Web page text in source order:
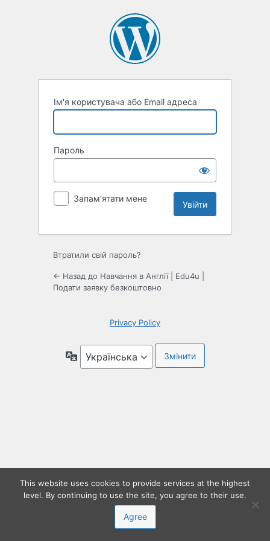
Ім'я користувача або Email адреса
Пароль
Запам'ятати мене
Втратили свій пароль?
← Назад до Навчання в Англії | Edu4u |
Подати заявку безкоштовно
Privacy Policy
Мова
This website uses cookies to provide services at the highest
level. By continuing to use the site, you agree to their use.
Agree